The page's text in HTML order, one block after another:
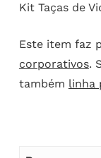
Kit Taças de
Este item faz
corporativos.
também linha